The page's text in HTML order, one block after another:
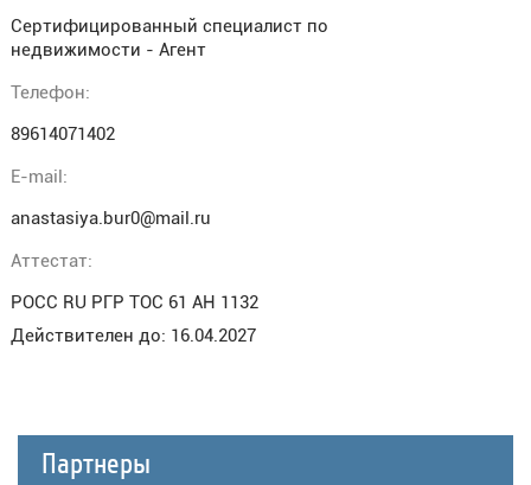
Сертифицированный специалист по
недвижимости - Агент
Телефон:
89614071402
E-mail:
anastasiya.bur0@mail.ru
Аттестат:
РОСС RU РГР ТОС 61 АН 1132
Действителен до: 16.04.2027
Партнеры